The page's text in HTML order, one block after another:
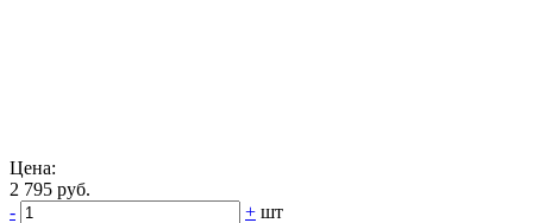
Цена:
2 795 руб.
-
+ шт